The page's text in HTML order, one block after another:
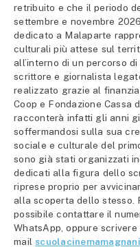
retribuito e che il periodo
settembre e novembre
dedicato a Malaparte
culturali più attese sul
all’interno di un percorso
scrittore e giornalista
realizzato grazie al
Coop e Fondazione Cassa
racconterà infatti gli anni
soffermandosi sulla sua
sociale e culturale del
sono già stati organizzati
dedicati alla figura dello
riprese proprio per
alla scoperta dello stesso.
possibile contattare il
WhatsApp, oppure scrivere
mail